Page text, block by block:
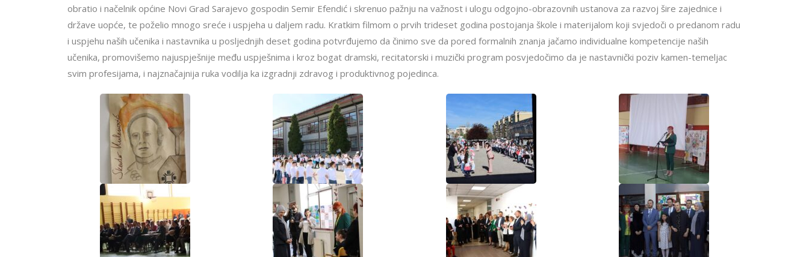
obratio i načelnik općine Novi Grad Sarajevo gospodin Semir Efendić i skrenuo pažnju na važnost i ulogu odgojno-obrazovnih ustanova za razvoj šire zajednice i
države uopće, te poželio mnogo sreće i uspjeha u daljem radu. Kratkim filmom o prvih trideset godina postojanja škole i materijalom koji svjedoči o predanom radu
i uspjehu naših učenika i nastavnika u posljednjih deset godina potvrđujemo da činimo sve da pored formalnih znanja jačamo individualne kompetencije naših
učenika, promovišemo najuspješnije među uspješnima i kroz bogat dramski, recitatorski i muzički program posvjedočimo da je nastavnički poziv kamen-temeljac
svim profesijama, i najznačajnija ruka vodilja ka izgradnji zdravog i produktivnog pojedinca.